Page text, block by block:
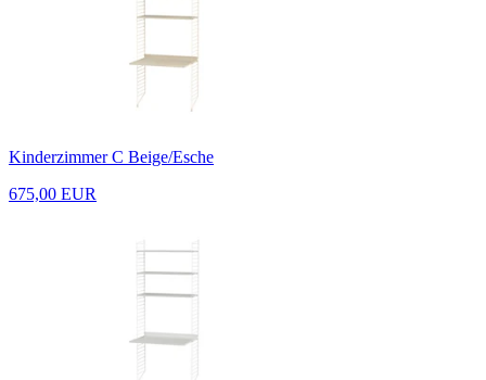
Kinderzimmer C Beige/Esche
675,00 EUR